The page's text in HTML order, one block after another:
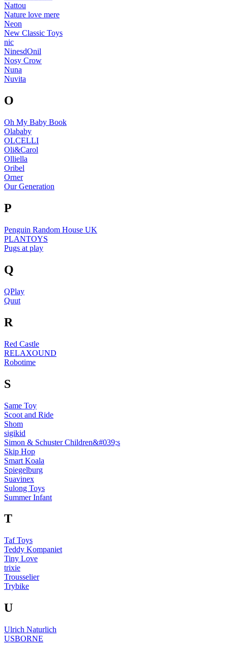
Nattou
Nature love mere
Neon
New Classic Toys
nic
NinesdOnil
Nosy Crow
Nuna
Nuvita
O
Oh My Baby Book
Olababy
OLCELLI
Oli&Carol
Olliella
Oribel
Orner
Our Generation
P
Penguin Random House UK
PLANTOYS
Pugs at play
Q
QPlay
Quut
R
Red Castle
RELAXOUND
Robotime
S
Same Toy
Scoot and Ride
Shom
sigikid
Simon & Schuster Children&#039;s
Skip Hop
Smart Koala
Spiegelburg
Suavinex
Sulong Toys
Summer Infant
T
Taf Toys
Teddy Kompaniet
Tiny Love
trixie
Trousselier
Trybike
U
Ulrich Naturlich
USBORNE